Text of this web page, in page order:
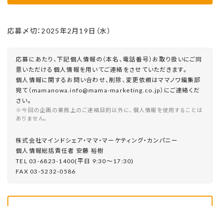
応募〆切：2025年2月19日（水）
応募にあたり、下記個人情報の（本名、電話番号）お取り扱いにご同
意いただける個人情報を用いてご連絡をさせていただきます。
個人情報に関するお問い合わせ、削除、変更依頼はママノワ編集部
宛て（mamanowa.info@mama-marketing.co.jp）にご連絡くだ
さい。
※今回の企画の業務上のご連絡目的以外に、個人情報を使用することは
ありません。
株式会社マインドシェア・ママ・マーケティング・カンパニー
個⼈情報総括責任者 安藤 裕樹
TEL 03-6823-1400(平⽇ 9:30〜17:30)
FAX 03-5232-0586